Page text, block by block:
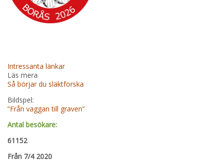
Intressanta länkar
Läs mera
Så börjar du släktforska
Bildspel:
”Från vaggan till graven”
Antal besökare:
61152
Från 7/4 2020